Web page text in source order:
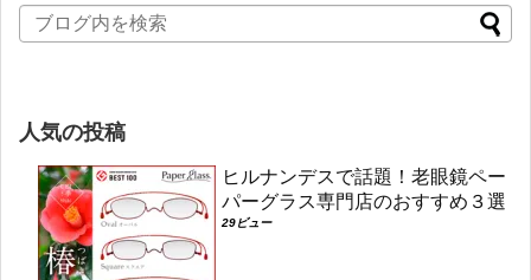
人気の投稿
ヒルナンデスで話題！老眼鏡ペー
パーグラス専門店のおすすめ３選
29ビュー